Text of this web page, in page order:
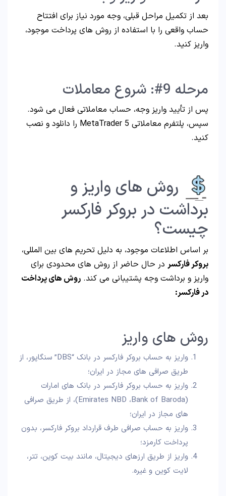
بعد از تکمیل مراحل قبلی، وجه مورد نیاز برای افتتاح
حساب واقعی را با استفاده از روش های پرداخت موجود،
واریز کنید.
مرحله 9#: شروع معاملات
پس از تأیید واریز وجه، حساب معاملاتی فعال می شود.
سپس، پلتفرم معاملاتی MetaTrader 5 را دانلود و نصب
کنید.
روش های واریز و
برداشت در بروکر فارکسر
چیست؟
بر اساس اطلاعات موجود، به دلیل تحریم های بین المللی،
بروکر فارکسر در حال حاضر از روش های محدودی برای
واریز و برداشت وجه پشتیبانی می کند. روش های پرداخت
در فارکسر:
روش های واریز
واریز به حساب بروکر فارکسر در بانک “DBS” سنگاپور، از
طریق صرافی های مجاز در ایران؛
واریز به حساب بروکر فارکسر در بانک های امارات
(Emirates NBD ،Bank of Baroda)، از طریق صرافی
های مجاز در ایران؛
واریز به حساب صرافی طرف قرارداد بروکر فارکسر، بدون
پرداخت کارمزد؛
واریز از طریق ارزهای دیجیتال، مانند بیت کوین، تتر،
لایت کوین و غیره.